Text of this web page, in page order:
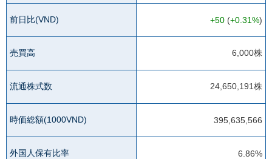
前日比(VND) +50 (+0.31%)
売買高 6,000株
流通株式数 24,650,191株
時価総額(1000VND) 395,635,566
外国人保有比率 6.86%